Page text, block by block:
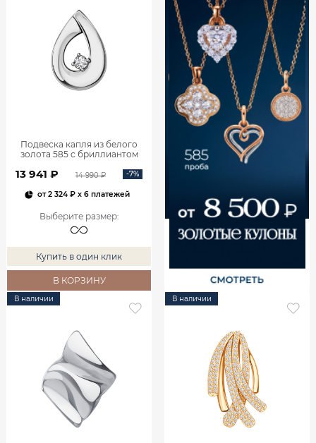
Подвеска капля из белого
золота 585 с бриллиантом
13 941 ₽ 14 990 ₽ -7%
от2 324 ₽x 6 платежей
Выберите размер:
Купить в один клик
В КОРЗИНУ
В наличии В наличии